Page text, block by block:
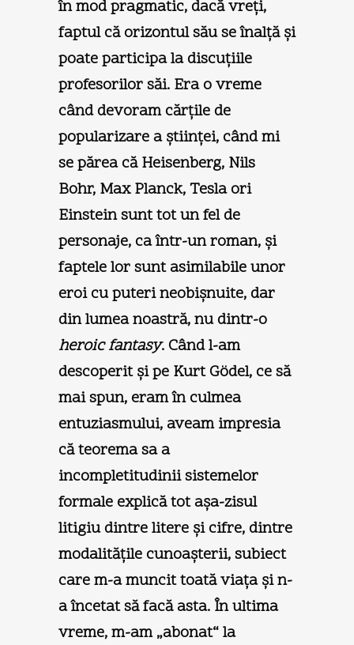
în mod pragmatic, dacă vreţi,
faptul că orizontul său se înalţă şi
poate participa la discuţiile
profesorilor săi. Era o vreme
când devoram cărţile de
popularizare a ştiinţei, când mi
se părea că Heisenberg, Nils
Bohr, Max Planck, Tesla ori
Einstein sunt tot un fel de
personaje, ca într-un roman, şi
faptele lor sunt asimilabile unor
eroi cu puteri neobişnuite, dar
din lumea noastră, nu dintr-o
heroic fantasy. Când l-am
descoperit şi pe Kurt Gödel, ce să
mai spun, eram în culmea
entuziasmului, aveam impresia
că teorema sa a
incompletitudinii sistemelor
formale explică tot aşa-zisul
litigiu dintre litere şi cifre, dintre
modalităţile cunoaşterii, subiect
care m-a muncit toată viaţa şi n-
a încetat să facă asta. În ultima
vreme, m-am „abonat“ la